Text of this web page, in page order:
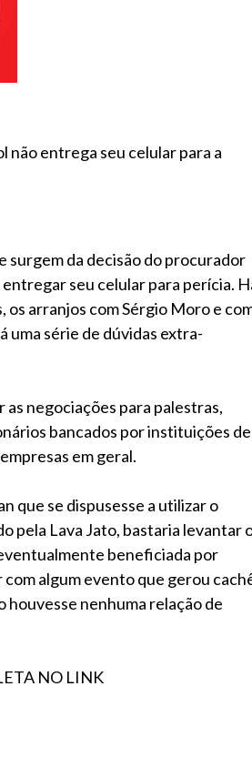
não entrega seu celular para a
surgem da decisão do procurador
seu celular para perícia.
os arranjos com Sérgio Moro e
uma série de dúvidas extra-
as negociações para palestras,
bancados por instituições de
em geral.
que se dispusesse a utilizar o
pela Lava Jato, bastaria levantar
beneficiada por
com algum evento que gerou
houvesse nenhuma relação de
NO LINK